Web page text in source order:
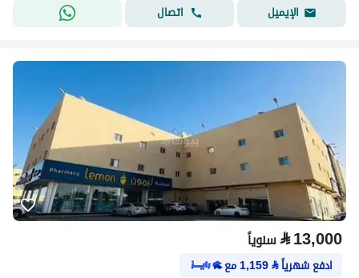
الإيميل
اتصال
⃁13,000 سنوياً
ادفع شهرياً⃁
1,159مع